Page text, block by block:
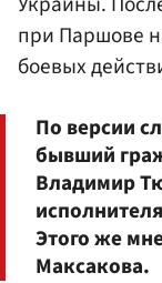
при Паршове
боевых
По версии
бывший
Владимир
Этого же
Максакова.